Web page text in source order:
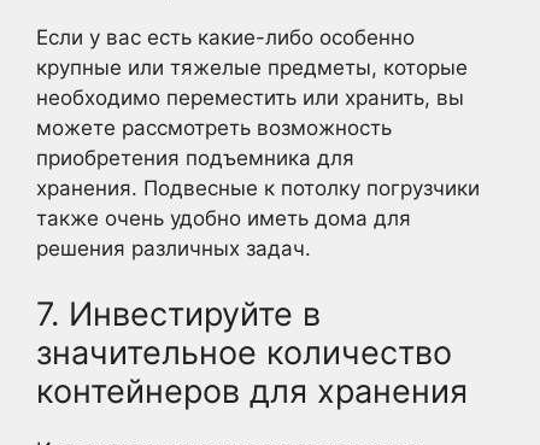
Если у вас есть какие-либо особенно
крупные или тяжелые предметы, которые
необходимо переместить или хранить, вы
можете рассмотреть возможность
приобретения подъемника для
хранения. Подвесные к потолку погрузчики
также очень удобно иметь дома для
решения различных задач.
7. Инвестируйте в
значительное количество
контейнеров для хранения